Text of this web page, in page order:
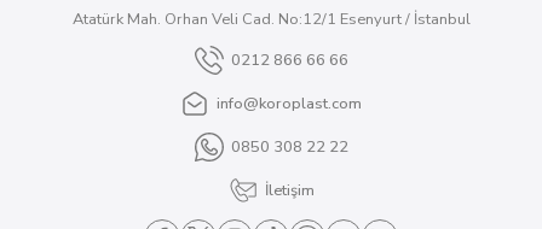
Atatürk Mah. Orhan Veli Cad. No:12/1 Esenyurt / İstanbul
0212 866 66 66
info@koroplast.com
0850 308 22 22
İletişim